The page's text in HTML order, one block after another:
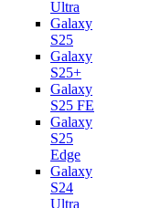
Ultra
Galaxy
S25
Galaxy
S25+
Galaxy
S25 FE
Galaxy
S25
Edge
Galaxy
S24
Ultra